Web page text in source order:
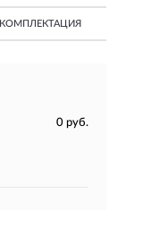
КОМПЛЕКТАЦИЯ
0 руб.